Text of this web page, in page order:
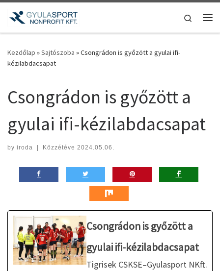
Teljes tartalom megjelenítése
Search
Kezdőlap »Sajtószoba »Csongrádon is győzött a gyulai ifi-
kézilabdacsapat
Csongrádon is győzött a
gyulai ifi-kézilabdacsapat
by iroda | Közzétéve 2024.05.06.
Csongrádon is győzött a
gyulai ifi-kézilabdacsapat
Tigrisek CSKSE–Gyulasport NKft.